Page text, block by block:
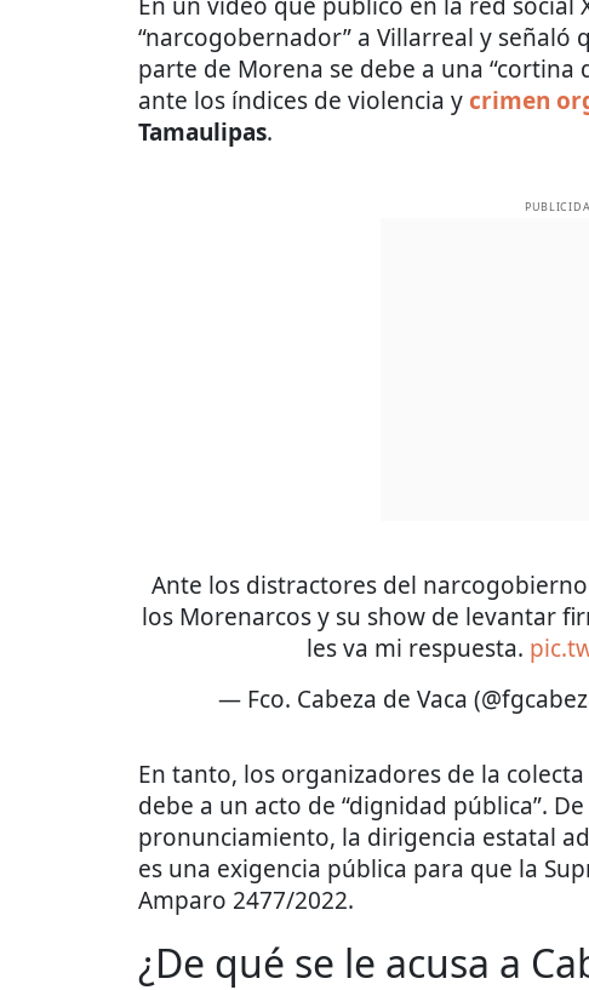
“narcogobernador” a Villarreal y
parte de Morena se debe a una
ante los índices de violencia y crimen
Tamaulipas.
Ante los distractores del
los Morenarcos y su show de levantar
les va mi respuesta.
— Fco. Cabeza de Vaca
En tanto, los organizadores de la
debe a un acto de “dignidad pública”.
pronunciamiento, la dirigencia estatal
es una exigencia pública para que la
Amparo 2477/2022.
¿De qué se le acusa a